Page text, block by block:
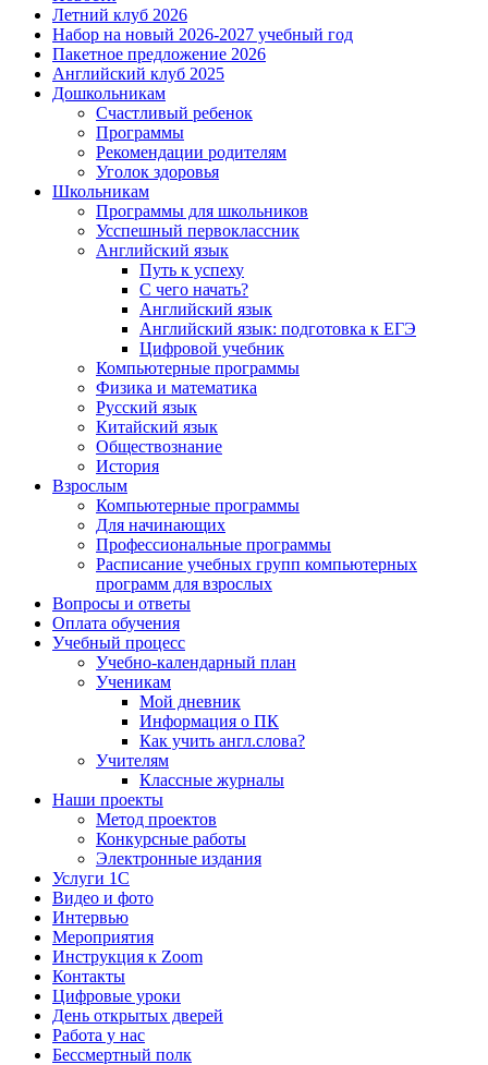
Летний клуб 2026
Набор на новый 2026-2027 учебный год
Пакетное предложение 2026
Английский клуб 2025
Дошкольникам
Счастливый ребенок
Программы
Рекомендации родителям
Уголок здоровья
Школьникам
Программы для школьников
Усспешный первоклассник
Английский язык
Путь к успеху
С чего начать?
Английский язык
Английский язык: подготовка к ЕГЭ
Цифровой учебник
Компьютерные программы
Физика и математика
Русский язык
Китайский язык
Обществознание
История
Взрослым
Компьютерные программы
Для начинающих
Профессиональные программы
Расписание учебных групп компьютерных
программ для взрослых
Вопросы и ответы
Оплата обучения
Учебный процесс
Учебно-календарный план
Ученикам
Мой дневник
Информация о ПК
Как учить англ.слова?
Учителям
Классные журналы
Наши проекты
Метод проектов
Конкурсные работы
Электронные издания
Услуги 1C
Видео и фото
Интервью
Мероприятия
Инструкция к Zoom
Контакты
Цифровые уроки
День открытых дверей
Работа у нас
Бессмертный полк